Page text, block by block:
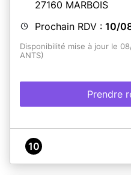
27160 MARBOIS
Prochain RDV : 10/
Disponibilité mise à jour le
ANTS)
Prendre
10